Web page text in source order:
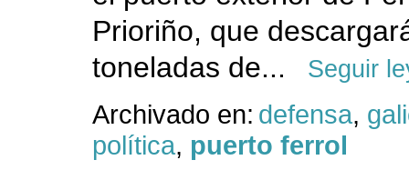
Prioriño, que
toneladas de...
Seguir
Archivado en: defensa,
política, puerto ferrol